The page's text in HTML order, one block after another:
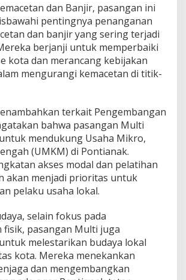
dan Banjir, pasangan ini
pentingnya penanganan
dan banjir yang sering terjadi
berjanji untuk memperbaiki
kota dan merancang kebijakan
mengurangi kemacetan di titik-
terkait Pengembangan
bahwa pasangan Multi
mendukung Usaha Mikro,
(UMKM) di Pontianak.
akses modal dan pelatihan
akan menjadi prioritas untuk
pelaku usaha lokal.
selain fokus pada
fisik, pasangan Multi juga
melestarikan budaya lokal
kota. Mereka menekankan
dan mengembangkan